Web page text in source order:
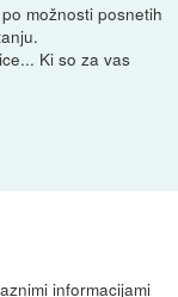
možnosti posnetih
Ki so za vas
informacijami